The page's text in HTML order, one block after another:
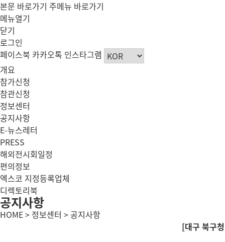
본문 바로가기 주메뉴 바로가기
메뉴열기
닫기
로그인
페이스북 카카오톡 인스타그램
개요
참가신청
참관신청
정보센터
공지사항
E-뉴스레터
PRESS
해외전시회일정
편의정보
엑스코 지정등록업체
디렉토리북
공지사항
HOME > 정보센터 > 공지사항
[대구 북구